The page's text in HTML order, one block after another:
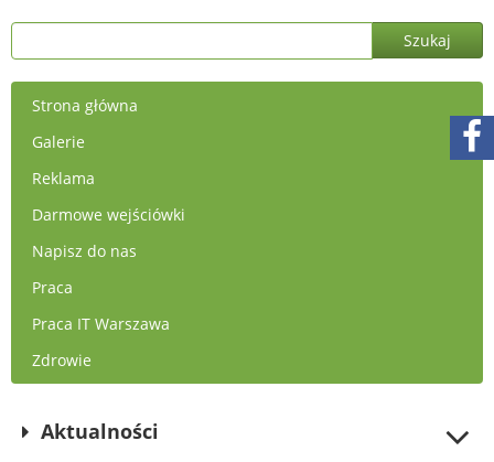
Strona główna
Galerie
Reklama
Darmowe wejściówki
Napisz do nas
Praca
Praca IT Warszawa
Zdrowie
Aktualności